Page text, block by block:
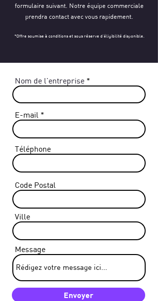
formulaire suivant. Notre équipe commerciale
prendra contact avec vous rapidement.
*Offre soumise à conditions et sous réserve d’éligibilité disponible.
Nom de l'entreprise
E-mail
Téléphone
Code Postal
Ville
Message
Envoyer